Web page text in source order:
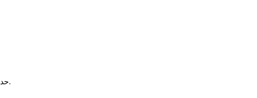
حددت وزارة التربية يوم غد السبت (02 أغسطس) موعداً للإعلان عن نتائج امتحان البكالوريا لعام 2025، وفق مصادر تحدثت للصحراء.